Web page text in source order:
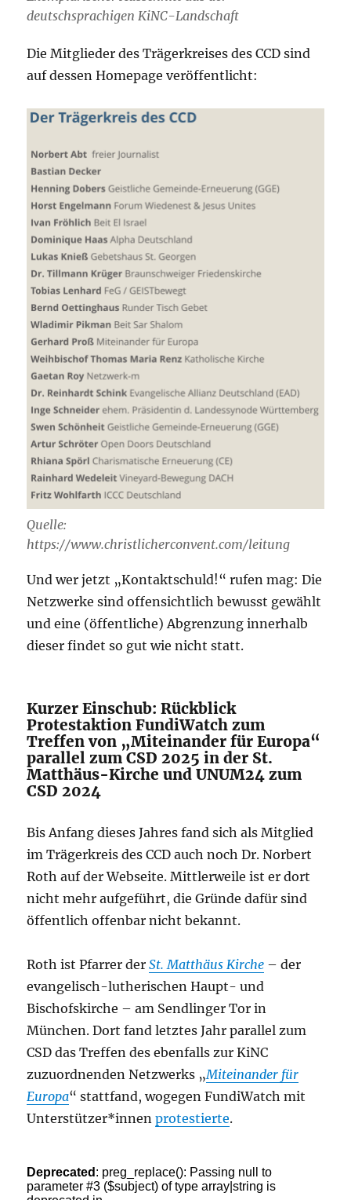
deutschsprachigen KiNC-Landschaft
Die Mitglieder des Trägerkreises des CCD sind
auf dessen Homepage veröffentlicht:
Quelle:
https://www.christlicherconvent.com/leitung
Und wer jetzt „Kontaktschuld!“ rufen mag: Die
Netzwerke sind offensichtlich bewusst gewählt
und eine (öffentliche) Abgrenzung innerhalb
dieser findet so gut wie nicht statt.
Kurzer Einschub: Rückblick
Protestaktion FundiWatch zum
Treffen von „Miteinander für Europa“
parallel zum CSD 2025 in der St.
Matthäus-Kirche und UNUM24 zum
CSD 2024
Bis Anfang dieses Jahres fand sich als Mitglied
im Trägerkreis des CCD auch noch Dr. Norbert
Roth auf der Webseite. Mittlerweile ist er dort
nicht mehr aufgeführt, die Gründe dafür sind
öffentlich offenbar nicht bekannt.
Roth ist Pfarrer derSt. Matthäus Kirche – der
evangelisch-lutherischen Haupt- und
Bischofskirche – am Sendlinger Tor in
München. Dort fand letztes Jahr parallel zum
CSD das Treffen des ebenfalls zur KiNC
zuzuordnenden Netzwerks „Miteinander für
Europa“ stattfand, wogegen FundiWatch mit
Unterstützer*innenprotestierte.